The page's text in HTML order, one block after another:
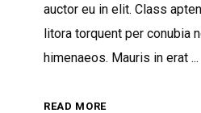
auctor eu in elit. Class
litora torquent per conubia
himenaeos. Mauris in erat
READ MORE